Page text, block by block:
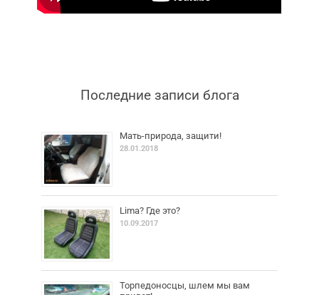
Последние записи блога
Мать-природа, защити!
28.01.2018
Lima? Где это?
10.09.2017
Торпедоносцы, шлем мы вам